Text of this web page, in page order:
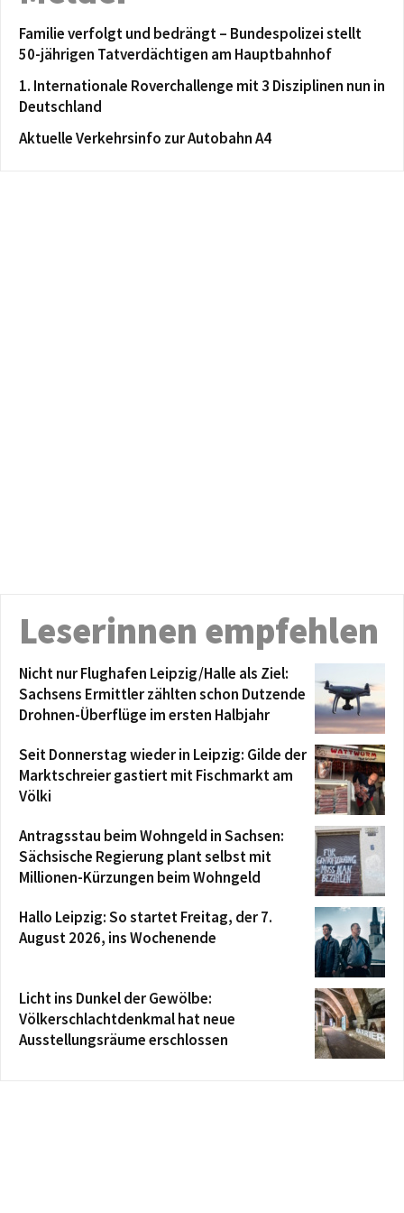
Familie verfolgt und bedrängt – Bundespolizei stellt
50-jährigen Tatverdächtigen am Hauptbahnhof
1. Internationale Roverchallenge mit 3 Disziplinen nun in
Deutschland
Aktuelle Verkehrsinfo zur Autobahn A4
Leserinnen empfehlen
Nicht nur Flughafen Leipzig/Halle als Ziel:
Sachsens Ermittler zählten schon Dutzende
Drohnen-Überflüge im ersten Halbjahr
Seit Donnerstag wieder in Leipzig: Gilde der
Marktschreier gastiert mit Fischmarkt am
Völki
Antragsstau beim Wohngeld in Sachsen:
Sächsische Regierung plant selbst mit
Millionen-Kürzungen beim Wohngeld
Hallo Leipzig: So startet Freitag, der 7.
August 2026, ins Wochenende
Licht ins Dunkel der Gewölbe:
Völkerschlachtdenkmal hat neue
Ausstellungsräume erschlossen